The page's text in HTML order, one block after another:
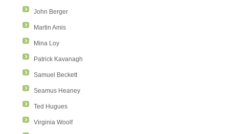
John Berger
Martin Amis
Mina Loy
Patrick Kavanagh
Samuel Beckett
Seamus Heaney
Ted Hugues
Virginia Woolf